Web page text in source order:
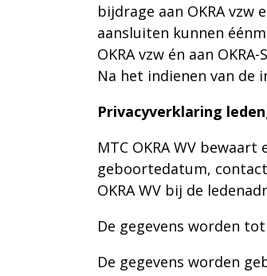
bijdrage aan OKRA vzw
aansluiten kunnen
OKRA vzw én aan OKRA-
Na het indienen van de
Privacyverklaring
MTC OKRA WV
geboortedatum,
OKRA WV bij de
De gegevens worden
De gegevens worden